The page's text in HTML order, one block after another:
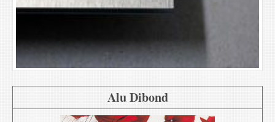
Alu Dibond